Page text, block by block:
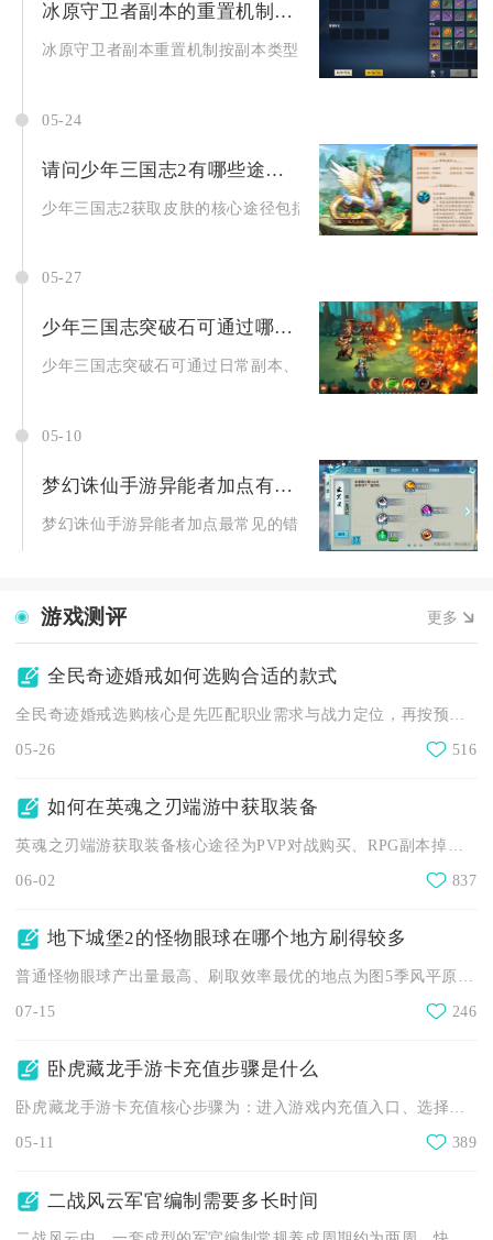
冰原守卫者副本的重置机制如何
冰原守卫者副本重置机制按副本类型划分：双人副本48小时滚
05-24
请问少年三国志2有哪些途径可以获得皮肤
少年三国志2获取皮肤的核心途径包括贵族等级礼包、限时主题
05-27
少年三国志突破石可通过哪些渠道获得
少年三国志突破石可通过日常副本、商店兑换、任务活动、精
05-10
梦幻诛仙手游异能者加点有没有什么常见错误
梦幻诛仙手游异能者加点最常见的错误，集中在盲目跟风加点
游戏测评 更多
全民奇迹婚戒如何选购合适的款式
05-26 516
如何在英魂之刃端游中获取装备
06-02 837
地下城堡2的怪物眼球在哪个地方刷得较多
07-15 246
卧虎藏龙手游卡充值步骤是什么
05-11 389
二战风云军官编制需要多长时间